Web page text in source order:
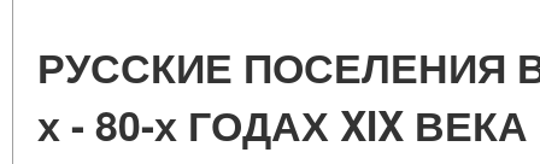
РУССКИЕ ПОСЕЛЕНИЯ
х - 80-х ГОДАХ XIX ВЕКА